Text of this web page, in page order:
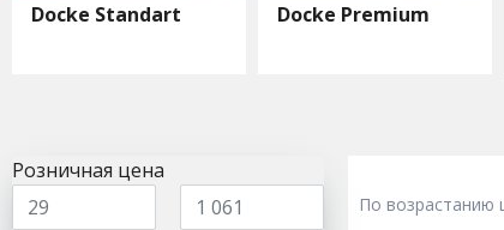
Docke Standart Docke Premium
По возрастанию
Розничная цена